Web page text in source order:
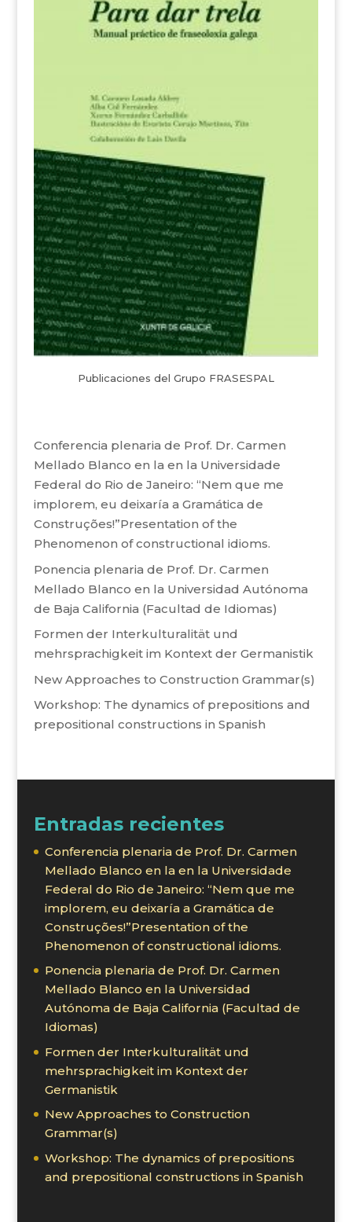
Publicaciones del Grupo FRASESPAL
Conferencia plenaria de Prof. Dr. Carmen
Mellado Blanco en la en la Universidade
Federal do Rio de Janeiro: “Nem que me
implorem, eu deixaría a Gramática de
Construções!”Presentation of the
Phenomenon of constructional idioms.
Ponencia plenaria de Prof. Dr. Carmen
Mellado Blanco en la Universidad Autónoma
de Baja California (Facultad de Idiomas)
Formen der Interkulturalität und
mehrsprachigkeit im Kontext der Germanistik
New Approaches to Construction Grammar(s)
Workshop: The dynamics of prepositions and
prepositional constructions in Spanish
Entradas recientes
Conferencia plenaria de Prof. Dr. Carmen
Mellado Blanco en la en la Universidade
Federal do Rio de Janeiro: “Nem que me
implorem, eu deixaría a Gramática de
Construções!”Presentation of the
Phenomenon of constructional idioms.
Ponencia plenaria de Prof. Dr. Carmen
Mellado Blanco en la Universidad
Autónoma de Baja California (Facultad de
Idiomas)
Formen der Interkulturalität und
mehrsprachigkeit im Kontext der
Germanistik
New Approaches to Construction
Grammar(s)
Workshop: The dynamics of prepositions
and prepositional constructions in Spanish